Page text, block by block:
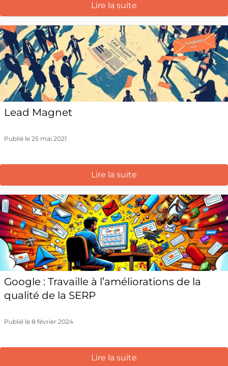
Lire la suite
Lead Magnet
Publié le 25 mai 2021
Lire la suite
Google : Travaille à l’améliorations de la
qualité de la SERP
Publié le 8 février 2024
Lire la suite